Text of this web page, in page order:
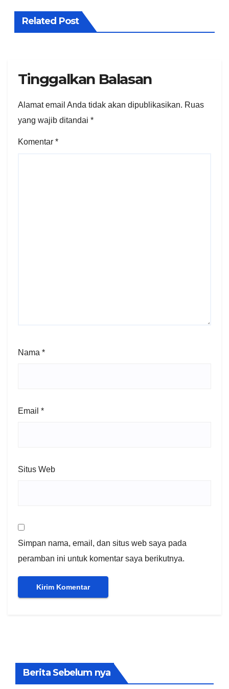
Related Post
Tinggalkan Balasan
Alamat email Anda tidak akan dipublikasikan. Ruas
yang wajib ditandai *
Komentar *
Nama *
Email *
Situs Web
Simpan nama, email, dan situs web saya pada
peramban ini untuk komentar saya berikutnya.
Berita Sebelum nya